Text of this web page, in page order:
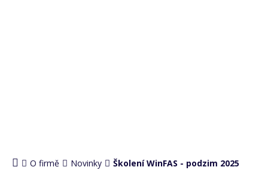
O firmě Novinky Školení WinFAS - podzim 2025